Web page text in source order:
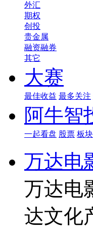
外汇
期权
创投
贵金属
融资融券
其它
大赛
最佳收益 最多关注
阿牛智
一起看盘 股票 板块
万达电
万达电
达文化